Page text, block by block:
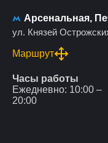
Арсенальная,
ул. Князей
Маршрут
Часы работы
Ежедневно: 10:00 –
20:00